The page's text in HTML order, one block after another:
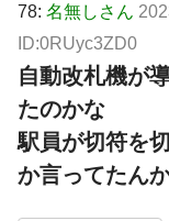
78: 名無しさん
ID:0RUyc3ZD0
自動改札機が
たのかな
駅員が切符を
か言ってたん